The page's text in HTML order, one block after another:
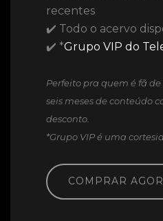
recentes
✔️ Todo o acervo
✔️ *Grupo VIP do
Perfeito pra quem é fã
seis meses de conteúdo
desconto.
*Grupo VIP é uma cortesia
COMPRAR